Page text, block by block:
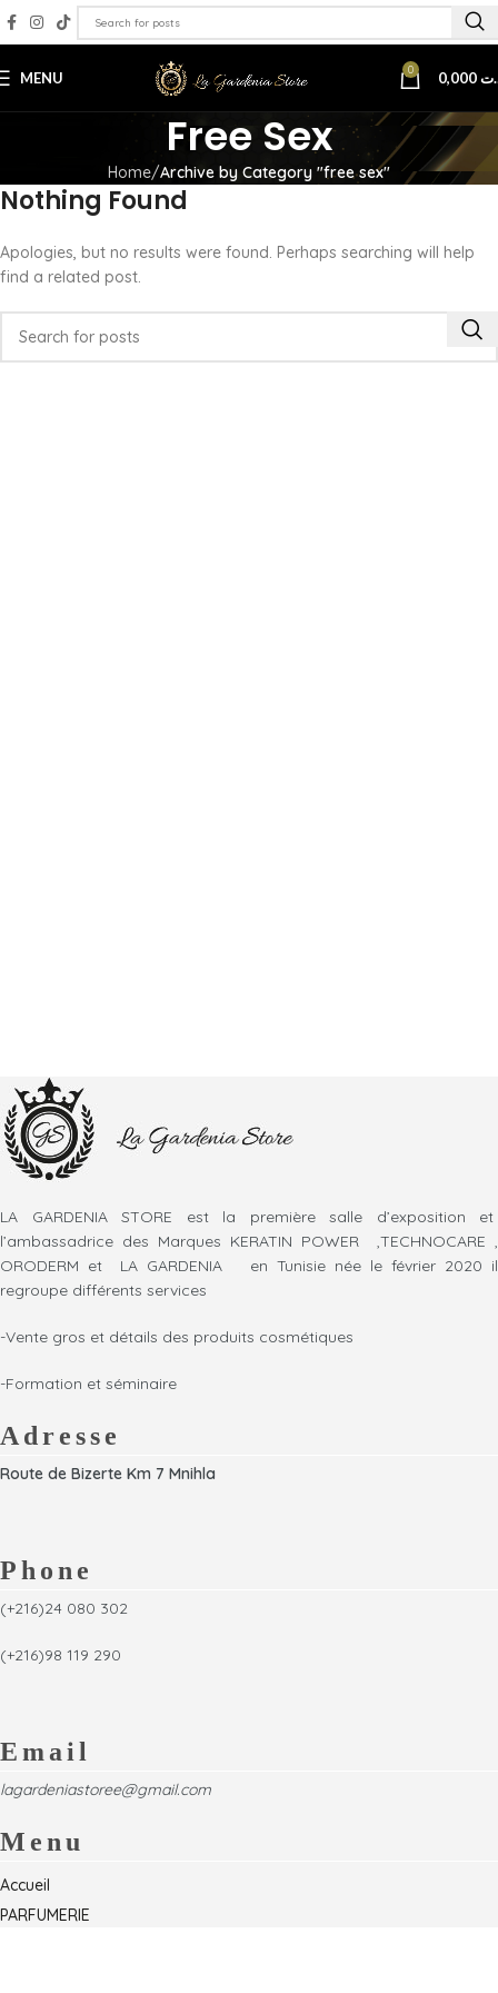
MENU 0
Free Sex
Home Archive by Category "free sex"
Nothing Found
Apologies, but no results were found. Perhaps searching will help
find a related post.
LA GARDENIA STORE est la première salle d’exposition et
l’ambassadrice des Marques KERATIN POWER ,TECHNOCARE ,
ORODERM et LA GARDENIA en Tunisie née le février 2020 il
regroupe différents services
-Vente gros et détails des produits cosmétiques
-Formation et séminaire
Adresse
Route de Bizerte Km 7 Mnihla
Phone
(+216)24 080 302
(+216)98 119 290
Email
lagardeniastoree@gmail.com
Menu
Accueil
PARFUMERIE